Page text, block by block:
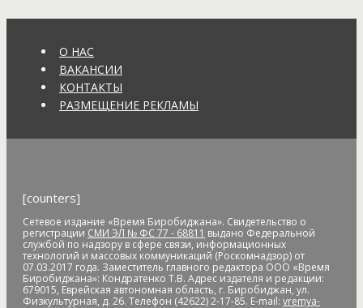
антитеррористические учения
апелляцияаппарат видеофиксации
АрашуковАрбатАрена
арест счетовАрмия Арнаполин
Артём АкименкоАртём КуликовАрхангельск
банковские_карты
барельеф баскетболБастакБастрыкинбатутБедность
бездомныебездомные животныебезналичные платежи
Безопасное колесо-2019безопасностьБезопасные и
качественные дорогибезработицабелкабензинБеринг
Берл Лазарбесплатные лекарстваБессмертные дела
О НАС
ВАКАНСИИ
КОНТАКТЫ
РАЗМЕЩЕНИЕ РЕКЛАМЫ
[counters]
Сетевое издание «Время Биробиджана». Свидетельство о
регистрации СМИ ЭЛ № ФС 77 - 68811 выдано Федеральной
службой по надзору в сфере связи, информационных
технологий и массовых коммуникаций (Роскомнадзор) от
07.03.2017 года. Заместитель главного редактора ООО «Время
Биробиджана»: Кондратенко Т.В. Адрес издателя и редакции:
679015, Еврейская автономная область, г. Биробиджан, ул.
Физкультурная, д. 26. Телефон (42622) 2-17-85. E-mail: vremya-